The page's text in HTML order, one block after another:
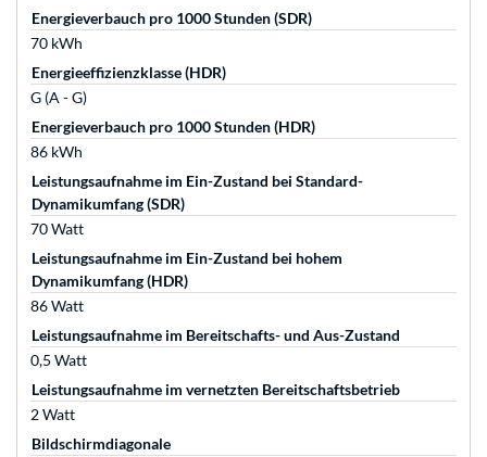
Energieverbauch pro 1000 Stunden (SDR)
70 kWh
Energieeffizienzklasse (HDR)
G (A - G)
Energieverbauch pro 1000 Stunden (HDR)
86 kWh
Leistungsaufnahme im Ein-Zustand bei Standard-
Dynamikumfang (SDR)
70 Watt
Leistungsaufnahme im Ein-Zustand bei hohem
Dynamikumfang (HDR)
86 Watt
Leistungsaufnahme im Bereitschafts- und Aus-Zustand
0,5 Watt
Leistungsaufnahme im vernetzten Bereitschaftsbetrieb
2 Watt
Bildschirmdiagonale